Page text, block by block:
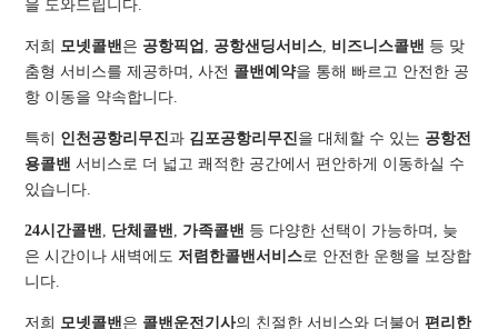
을 도와드립니다.
저희 모넷콜밴 은 공항픽업 공항샌딩서비스 비즈니스콜밴 등 맞
춤형 서비스를 제공하며, 사전 콜밴예약을 통해 빠르고 안전한 공
항 이동을 약속합니다.
특히 인천공항리무진과 김포공항리무진 을 대체할 수 있는 공항전
용콜밴 서비스로 더 넓고 쾌적한 공간에서 편안하게 이동하실 수
있습니다.
24시간콜밴 단체콜밴 가족콜밴 등 다양한 선택이 가능하며, 늦
은 시간이나 새벽에도 저렴한콜밴서비스로 안전한 운행을 보장합
니다.
저희 모넷콜밴 은 콜밴운전기사의 친절한 서비스와 더불어편리한